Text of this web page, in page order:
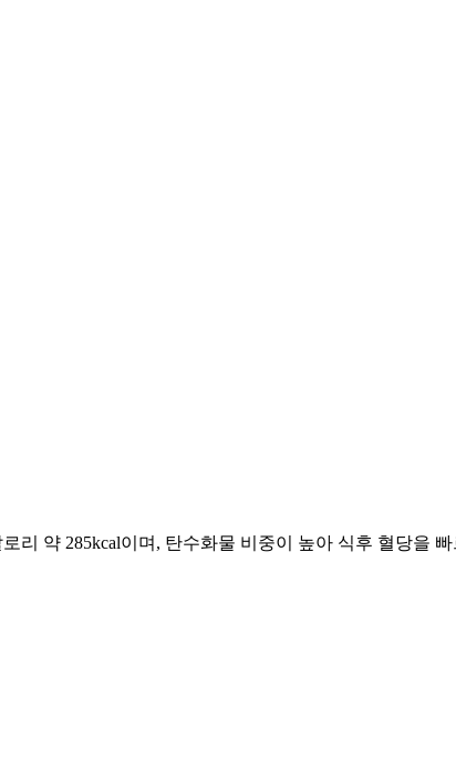
리 약 285kcal이며, 탄수화물 비중이 높아 식후 혈당을